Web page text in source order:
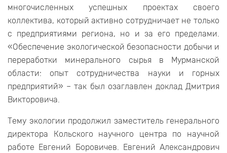
многочисленных успешных проектах своего
коллектива, который активно сотрудничает не только
с предприятиями региона, но и за его пределами.
«Обеспечение экологической безопасности добычи и
переработки минерального сырья в Мурманской
области: опыт сотрудничества науки и горных
предприятий» – так был озаглавлен доклад Дмитрия
Викторовича.
Тему экологии продолжил заместитель генерального
директора Кольского научного центра по научной
работе Евгений Боровичев. Евгений Александрович